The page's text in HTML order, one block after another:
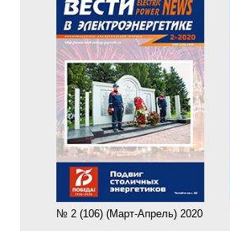
№ 2 (106) (Март-Апрель) 2020